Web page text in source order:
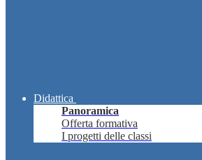
Didattica
Panoramica
Offerta formativa
I progetti delle classi